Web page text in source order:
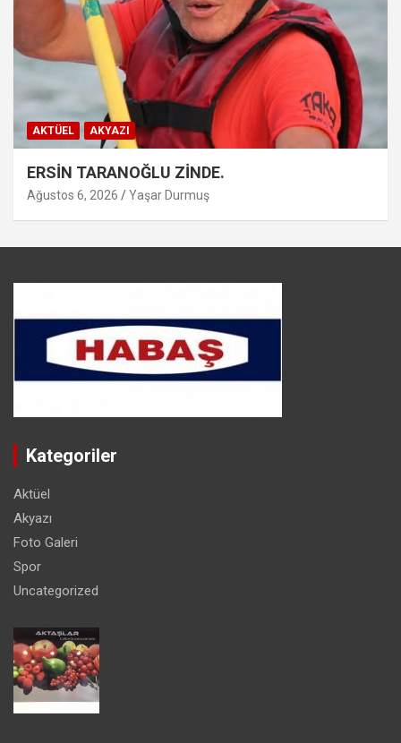
AKTÜEL AKYAZI
ERSİN TARANOĞLU ZİNDE.
Ağustos 6, 2026 Yaşar Durmuş
Kategoriler
Aktüel
Akyazı
Foto Galeri
Spor
Uncategorized